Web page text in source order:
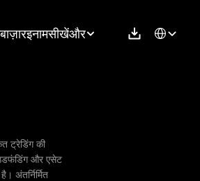
बाज़ारइनामसीखेंऔर Select
ट्रेडिंग की
और एसेट
अंतर्निर्मित